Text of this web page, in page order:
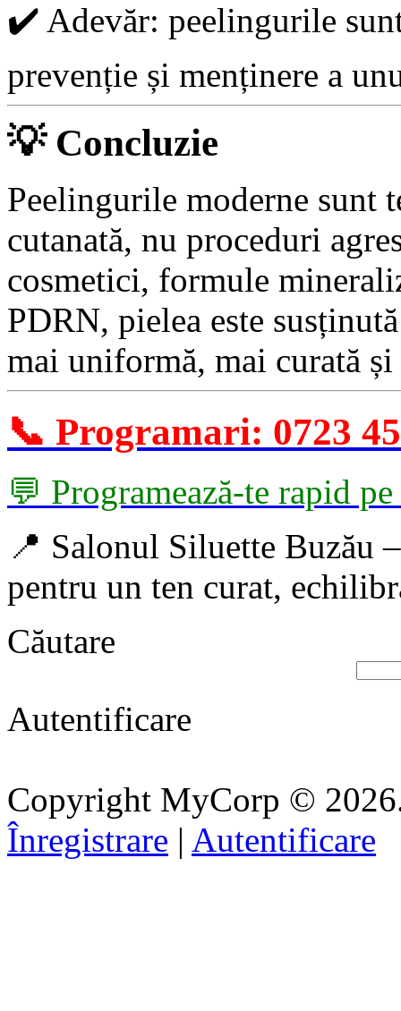
✔️ Adevăr: peelingurile
prevenție și menținere a
💡Concluzie
Peelingurile moderne sunt
cutanată, nu proceduri
cosmetici, formule
PDRN, pielea este
mai uniformă, mai curată
📞 Programari: 0723
💬 Programează-te rapid
📍 Salonul Siluette Buzău
pentru un ten curat,
Căutare
Autentificare
Copyright MyCorp © 2026
Înregistrare | Autentificare